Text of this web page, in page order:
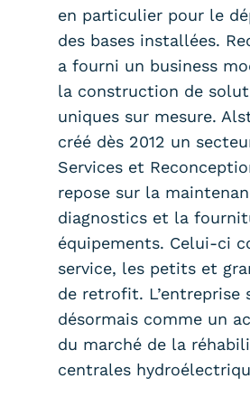
en particulier pour le
des bases installées.
a fourni un business
la construction de
uniques sur mesure.
créé dès 2012 un
Services et
repose sur la
diagnostics et la
équipements. Celui-ci
service, les petits et
de retrofit. L’entreprise
désormais comme un
du marché de la
centrales